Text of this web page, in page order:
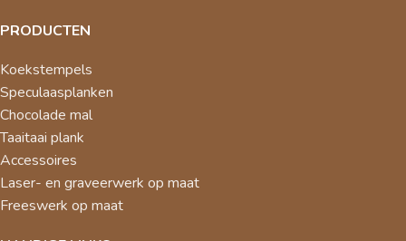
PRODUCTEN
Koekstempels
Speculaasplanken
Chocolade mal
Taaitaai plank
Accessoires
Laser- en graveerwerk op maat
Freeswerk op maat